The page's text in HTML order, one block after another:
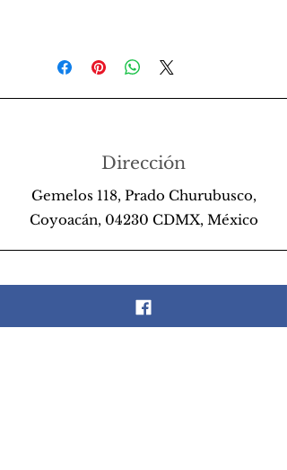
Dirección
Gemelos 118, Prado Churubusco,
Coyoacán, 04230 CDMX, México
Teléfono